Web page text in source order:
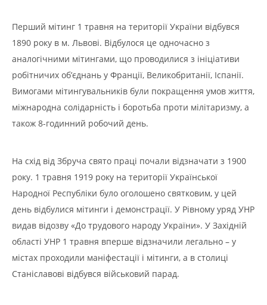
Перший мітинг 1 травня на території України відбувся
1890 року в м. Львові. Відбулося це одночасно з
аналогічними мітингами, що проводилися з ініціативи
робітничих об’єднань у Франції, Великобританії, Іспанії.
Вимогами мітингувальників були покращення умов життя,
міжнародна солідарність і боротьба проти мілітаризму, а
також 8-годинний робочий день.
На схід від Збруча свято праці почали відзначати з 1900
року. 1 травня 1919 року на території Української
Народної Республіки було оголошено святковим, у цей
день відбулися мітинги і демонстрації. У Рівному уряд УНР
видав відозву «До трудового народу України». У Західній
області УНР 1 травня вперше відзначили легально – у
містах проходили маніфестації і мітинги, а в столиці
Станіславові відбувся військовий парад.